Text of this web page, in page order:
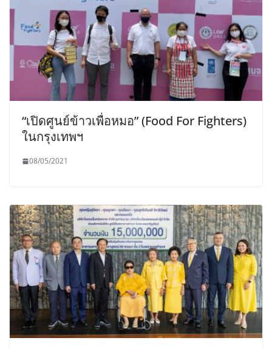
“เปิดศูนย์ข้าวเพื่อหมอ” (Food For Fighters)
ในกรุงเทพฯ
08/05/2021